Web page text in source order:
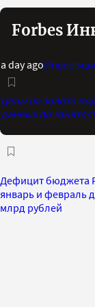
Forbes
a day ago
Цены на золото
данных по
Дефицит бюджета
январь и февраль
млрд рублей